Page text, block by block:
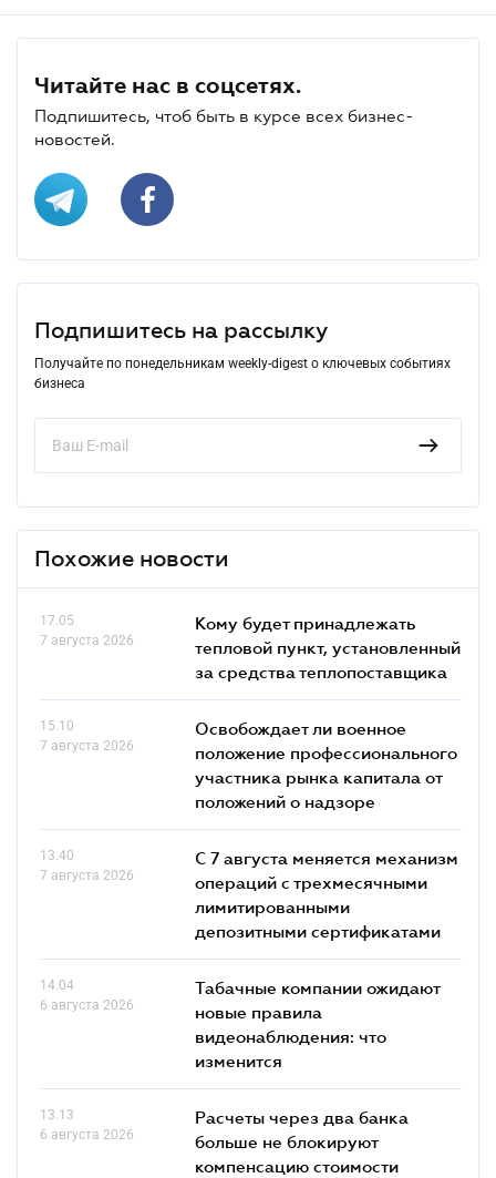
Читайте нас в соцсетях.
Подпишитесь, чтоб быть в курсе всех бизнес-
новостей.
Подпишитесь на рассылку
Получайте по понедельникам weekly-digest о ключевых событиях
бизнеса
Похожие новости
17.05
7 августа 2026
Кому будет принадлежать
тепловой пункт, установленный
за средства теплопоставщика
15.10
7 августа 2026
Освобождает ли военное
положение профессионального
участника рынка капитала от
положений о надзоре
13.40
7 августа 2026
С 7 августа меняется механизм
операций с трехмесячными
лимитированными
депозитными сертификатами
14.04
6 августа 2026
Табачные компании ожидают
новые правила
видеонаблюдения: что
изменится
13.13
6 августа 2026
Расчеты через два банка
больше не блокируют
компенсацию стоимости